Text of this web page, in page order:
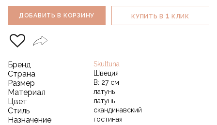
ДОБАВИТЬ В КОРЗИНУ КУПИТЬ В 1 КЛИК
Бренд Skultuna
Страна Швеция
Размер В: 27 см
Материал латунь
Цвет латунь
Стиль скандинавский
Назначение гостиная